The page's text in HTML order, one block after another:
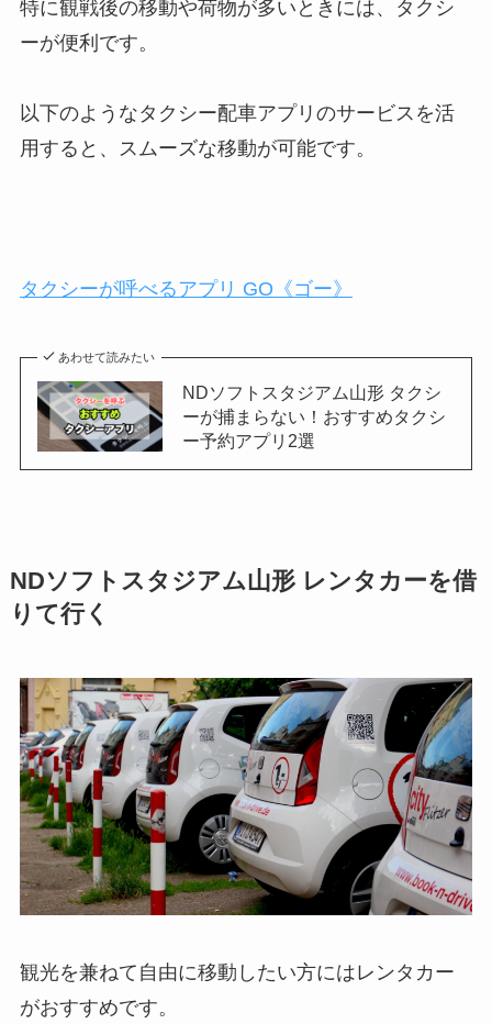
特に観戦後の移動や荷物が多いときには、タクシ
ーが便利です。
以下のようなタクシー配車アプリのサービスを活
用すると、スムーズな移動が可能です。
タクシーが呼べるアプリ GO《ゴー》
あわせて読みたい
NDソフトスタジアム山形 タクシ
ーが捕まらない！おすすめタクシ
ー予約アプリ2選
NDソフトスタジアム山形レンタカーを借
りて行く
観光を兼ねて自由に移動したい方にはレンタカー
がおすすめです。